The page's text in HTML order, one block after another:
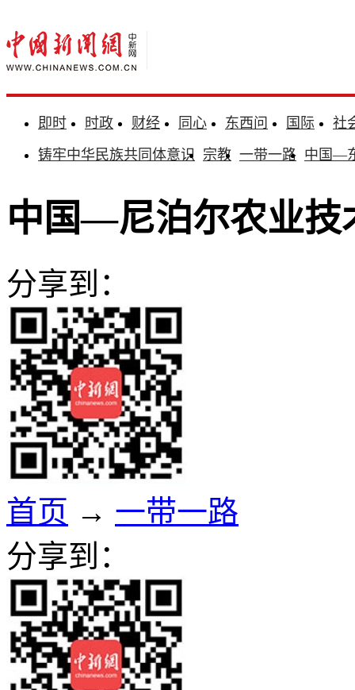
即时 时政 财经 同心 东西问 国际
社
铸牢中华民族共同体意识 宗教 一带一路 中国—
中国—尼泊尔农业技
分享到：
首页 → 一带一路
分享到：